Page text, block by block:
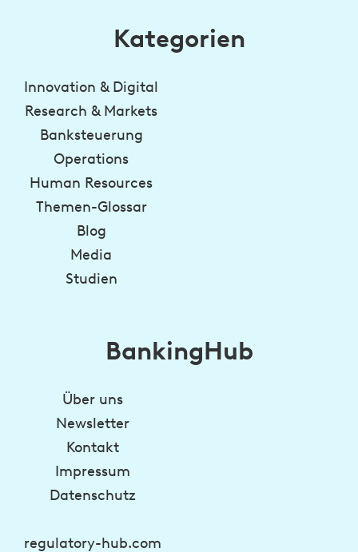
Kategorien
Innovation & Digital
Research & Markets
Banksteuerung
Operations
Human Resources
Themen-Glossar
Blog
Media
Studien
BankingHub
Über uns
Newsletter
Kontakt
Impressum
Datenschutz
regulatory-hub.com